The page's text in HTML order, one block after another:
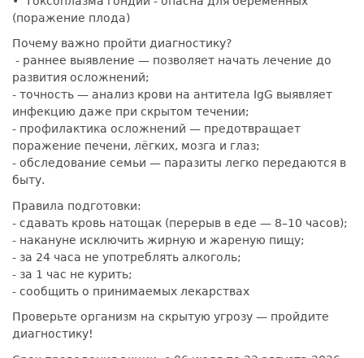
(поражение плода)
Почему важно пройти диагностику?
- раннее выявление — позволяет начать лечение до
развития осложнений;
- точность — анализ крови на антитела IgG выявляет
инфекцию даже при скрытом течении;
- профилактика осложнений — предотвращает
поражение печени, лёгких, мозга и глаз;
- обследование семьи — паразиты легко передаются в
быту.
Правила подготовки:
- сдавать кровь натощак (перерыв в еде — 8–10 часов);
- накануне исключить жирную и жареную пищу;
- за 24 часа не употреблять алкоголь;
- за 1 час не курить;
- сообщить о принимаемых лекарствах
Проверьте организм на скрытую угрозу — пройдите
диагностику!